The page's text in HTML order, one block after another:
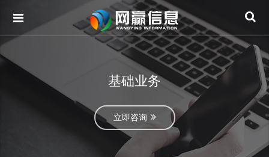
基础业务
立即咨询